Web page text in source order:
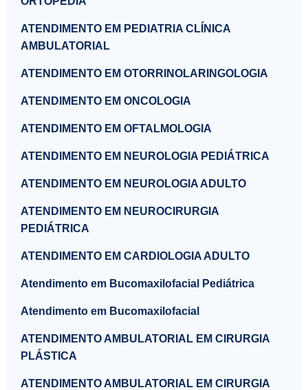
ATENDIMENTO EM PEDIATRIA CLÍNICA
AMBULATORIAL
ATENDIMENTO EM OTORRINOLARINGOLOGIA
ATENDIMENTO EM ONCOLOGIA
ATENDIMENTO EM OFTALMOLOGIA
ATENDIMENTO EM NEUROLOGIA PEDIÁTRICA
ATENDIMENTO EM NEUROLOGIA ADULTO
ATENDIMENTO EM NEUROCIRURGIA
PEDIÁTRICA
ATENDIMENTO EM CARDIOLOGIA ADULTO
Atendimento em Bucomaxilofacial Pediátrica
Atendimento em Bucomaxilofacial
ATENDIMENTO AMBULATORIAL EM CIRURGIA
PLÁSTICA
ATENDIMENTO AMBULATORIAL EM CIRURGIA